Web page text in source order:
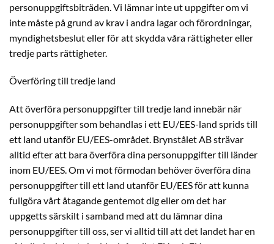
personuppgiftsbiträden. Vi lämnar inte ut uppgifter om vi
inte måste på grund av krav i andra lagar och förordningar,
myndighetsbeslut eller för att skydda våra rättigheter eller
tredje parts rättigheter.
Överföring till tredje land
Att överföra personuppgifter till tredje land innebär när
personuppgifter som behandlas i ett EU/EES-land sprids till
ett land utanför EU/EES-området. Brynstålet AB strävar
alltid efter att bara överföra dina personuppgifter till länder
inom EU/EES. Om vi mot förmodan behöver överföra dina
personuppgifter till ett land utanför EU/EES för att kunna
fullgöra vårt åtagande gentemot dig eller om det har
uppgetts särskilt i samband med att du lämnar dina
personuppgifter till oss, ser vi alltid till att det landet har en